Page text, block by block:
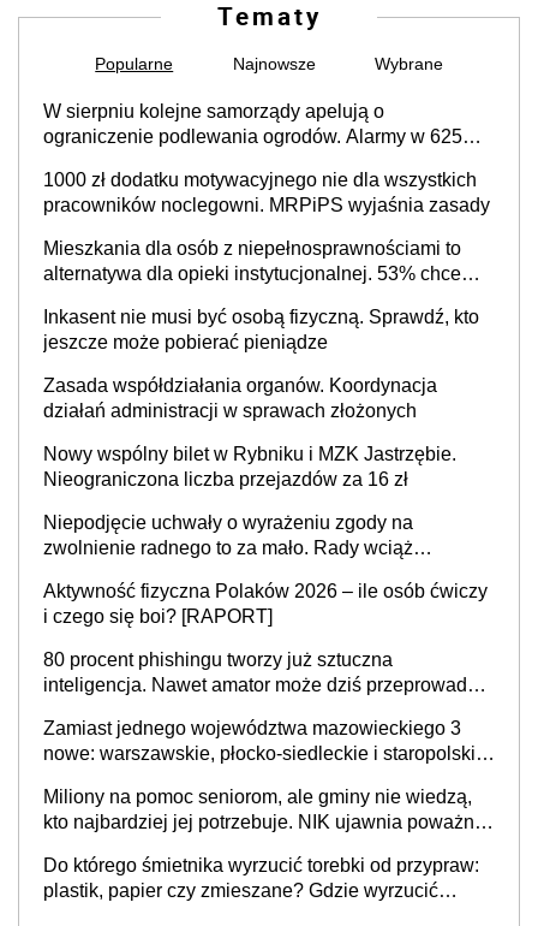
Tematy
Popularne Najnowsze Wybrane
W sierpniu kolejne samorządy apelują o
ograniczenie podlewania ogrodów. Alarmy w 625
cały kraj
1000 zł dodatku motywacyjnego nie dla wszystkich
pracowników noclegowni. MRPiPS wyjaśnia zasady
Mieszkania dla osób z niepełnosprawnościami to
alternatywa dla opieki instytucjonalnej. 53% chce
Inkasent nie musi być osobą fizyczną. Sprawdź, kto
jeszcze może pobierać pieniądze
Zasada współdziałania organów. Koordynacja
działań administracji w sprawach złożonych
Nowy wspólny bilet w Rybniku i MZK Jastrzębie.
Nieograniczona liczba przejazdów za 16 zł
Niepodjęcie uchwały o wyrażeniu zgody na
zwolnienie radnego to za mało. Rady wciąż
sprawy
Aktywność fizyczna Polaków 2026 – ile osób ćwiczy
i czego się boi? [RAPORT]
80 procent phishingu tworzy już sztuczna
inteligencja. Nawet amator może dziś przeprowadzić
Zamiast jednego województwa mazowieckiego 3
nowe: warszawskie, płocko-siedleckie i staropolskie.
stołecznych
Miliony na pomoc seniorom, ale gminy nie wiedzą,
kto najbardziej jej potrzebuje. NIK ujawnia poważną
Do którego śmietnika wyrzucić torebki od przypraw:
plastik, papier czy zmieszane? Gdzie wyrzucić